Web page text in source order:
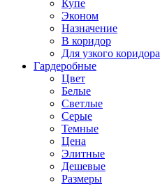
Купе
Эконом
Назначение
В коридор
Для узкого коридора
Гардеробные
Цвет
Белые
Светлые
Серые
Темные
Цена
Элитные
Дешевые
Размеры